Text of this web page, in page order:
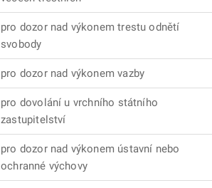
pro dozor nad výkonem trestu odnětí
svobody
pro dozor nad výkonem vazby
pro dovolání u vrchního státního
zastupitelství
pro dozor nad výkonem ústavní nebo
ochranné výchovy